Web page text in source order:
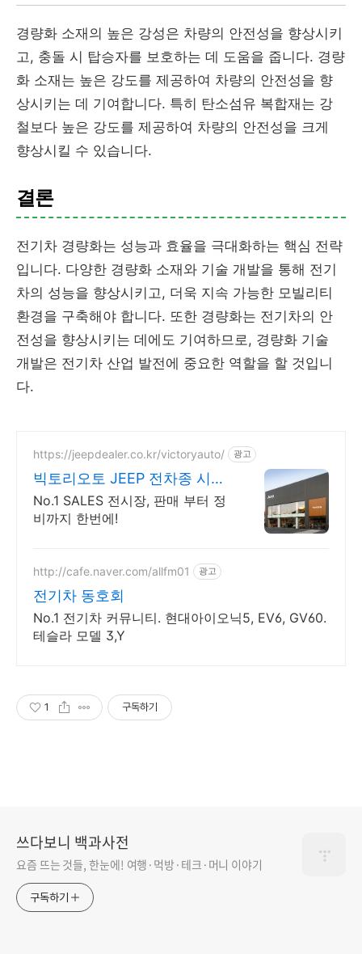
경량화 소재의 높은 강성은 차량의 안전성을 향상시키
고, 충돌 시 탑승자를 보호하는 데 도움을 줍니다. 경량
화 소재는 높은 강도를 제공하여 차량의 안전성을 향
상시키는 데 기여합니다. 특히 탄소섬유 복합재는 강
철보다 높은 강도를 제공하여 차량의 안전성을 크게
향상시킬 수 있습니다.
결론
전기차 경량화는 성능과 효율을 극대화하는 핵심 전략
입니다. 다양한 경량화 소재와 기술 개발을 통해 전기
차의 성능을 향상시키고, 더욱 지속 가능한 모빌리티
환경을 구축해야 합니다. 또한 경량화는 전기차의 안
전성을 향상시키는 데에도 기여하므로, 경량화 기술
개발은 전기차 산업 발전에 중요한 역할을 할 것입니
다.
https://jeepdealer.co.kr/victoryauto/ 광고
빅토리오토 JEEP 전차종 시승
가능,친절한 상담
No.1 SALES 전시장, 판매 부터 정
비까지 한번에!
http://cafe.naver.com/allfm01 광고
전기차 동호회
No.1 전기차 커뮤니티. 현대아이오닉5, EV6, GV60.
테슬라 모델 3,Y
1 구독하기
쓰다보니 백과사전
요즘 뜨는 것들, 한눈에! 여행·먹방·테크·머니 이야기
구독하기